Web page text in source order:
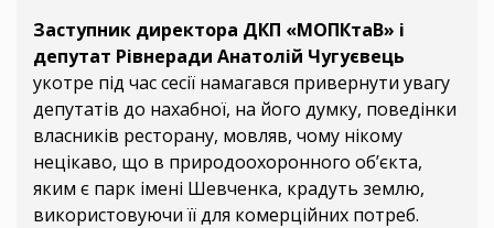
Заступник директора ДКП «МОПКтаВ» і
депутат Рівнеради Анатолій Чугуєвець
укотре під час сесії намагався привернути увагу
депутатів до нахабної, на його думку, поведінки
власників ресторану, мовляв, чому нікому
нецікаво, що в природоохоронного об’єкта,
яким є парк імені Шевченка, крадуть землю,
використовуючи її для комерційних потреб.